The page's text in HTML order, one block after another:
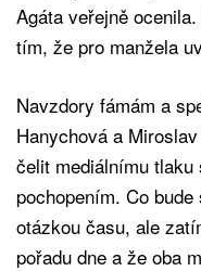
Agáta veřejně
tím, že pro manžela
Navzdory fámám a
Hanychová a
čelit mediálnímu
pochopením. Co
otázkou času, ale
pořadu dne a že oba